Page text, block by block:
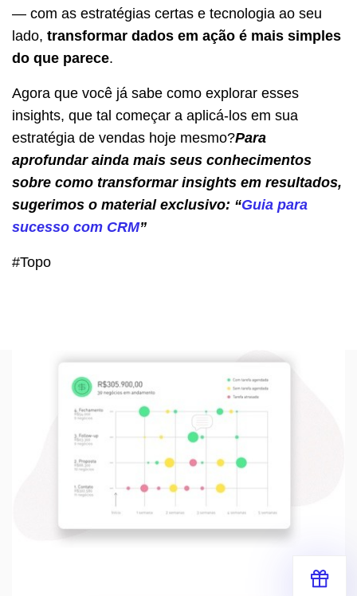
— com as estratégias certas e tecnologia ao seu
lado, transformar dados em ação é mais simples
do que parece.
Agora que você já sabe como explorar esses
insights, que tal começar a aplicá-los em sua
estratégia de vendas hoje mesmo?Para
aprofundar ainda mais seus conhecimentos
sobre como transformar insights em resultados,
sugerimos o material exclusivo: “Guia para
sucesso com CRM”
#Topo